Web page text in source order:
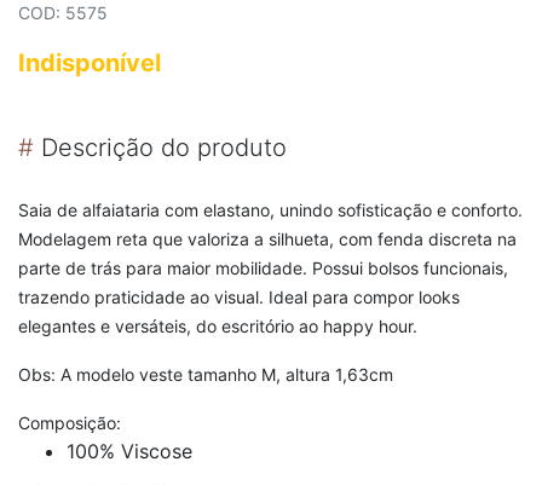
COD: 5575
Indisponível
# Descrição do produto
Saia de alfaiataria com elastano, unindo sofisticação e conforto.
Modelagem reta que valoriza a silhueta, com fenda discreta na
parte de trás para maior mobilidade. Possui bolsos funcionais,
trazendo praticidade ao visual. Ideal para compor looks
elegantes e versáteis, do escritório ao happy hour.
Obs: A modelo veste tamanho M, altura 1,63cm
Composição:
100% Viscose